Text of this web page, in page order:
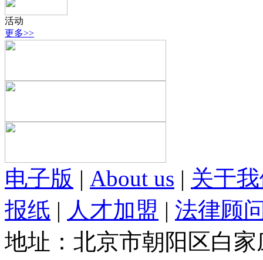
活动
更多>>
电子版 | About us | 关于
报纸 | 人才加盟 | 法律顾
地址：北京市朝阳区白